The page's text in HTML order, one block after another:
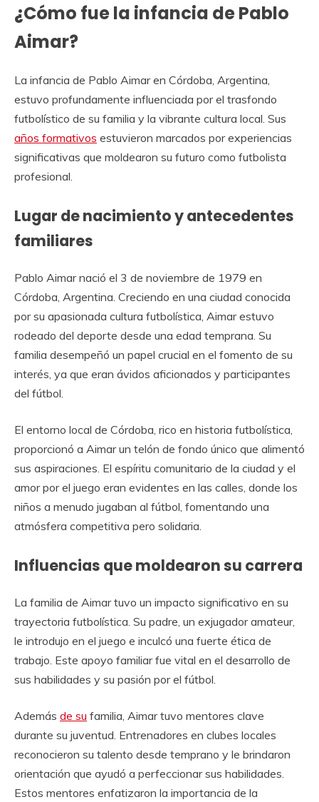
¿Cómo fue la infancia de Pablo
Aimar?
La infancia de Pablo Aimar en Córdoba, Argentina,
estuvo profundamente influenciada por el trasfondo
futbolístico de su familia y la vibrante cultura local. Sus
años formativos estuvieron marcados por experiencias
significativas que moldearon su futuro como futbolista
profesional.
Lugar de nacimiento y antecedentes
familiares
Pablo Aimar nació el 3 de noviembre de 1979 en
Córdoba, Argentina. Creciendo en una ciudad conocida
por su apasionada cultura futbolística, Aimar estuvo
rodeado del deporte desde una edad temprana. Su
familia desempeñó un papel crucial en el fomento de su
interés, ya que eran ávidos aficionados y participantes
del fútbol.
El entorno local de Córdoba, rico en historia futbolística,
proporcionó a Aimar un telón de fondo único que alimentó
sus aspiraciones. El espíritu comunitario de la ciudad y el
amor por el juego eran evidentes en las calles, donde los
niños a menudo jugaban al fútbol, fomentando una
atmósfera competitiva pero solidaria.
Influencias que moldearon su carrera
La familia de Aimar tuvo un impacto significativo en su
trayectoria futbolística. Su padre, un exjugador amateur,
le introdujo en el juego e inculcó una fuerte ética de
trabajo. Este apoyo familiar fue vital en el desarrollo de
sus habilidades y su pasión por el fútbol.
Además de su familia, Aimar tuvo mentores clave
durante su juventud. Entrenadores en clubes locales
reconocieron su talento desde temprano y le brindaron
orientación que ayudó a perfeccionar sus habilidades.
Estos mentores enfatizaron la importancia de la